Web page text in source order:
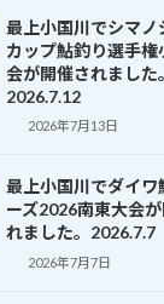
最上小国川でシマノ
カップ鮎釣り選手権
会が開催されました。
2026.7.12
2026年7月13日
最上小国川でダイワ
ーズ2026南東大会
れました。2026.7.7
2026年7月7日